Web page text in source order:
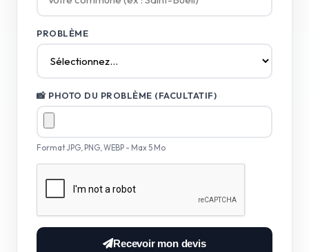
PROBLÈME
📸 PHOTO DU PROBLÈME (FACULTATIF)
Format JPG, PNG, WEBP - Max 5 Mo
Recevoir mon devis